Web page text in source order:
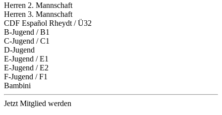
Herren 2. Mannschaft
Herren 3. Mannschaft
CDF Español Rheydt / Ü32
B-Jugend / B1
C-Jugend / C1
D-Jugend
E-Jugend / E1
E-Jugend / E2
F-Jugend / F1
Bambini
Jetzt Mitglied werden